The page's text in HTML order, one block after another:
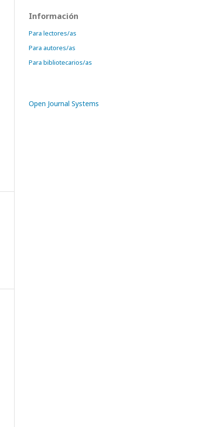
Información
Para lectores/as
Para autores/as
Para bibliotecarios/as
Open Journal Systems